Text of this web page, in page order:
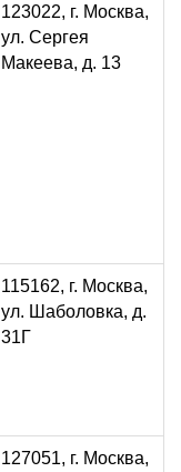
123022, г. Москва,
ул. Сергея
Макеева, д. 13
115162, г. Москва,
ул. Шаболовка, д.
31Г
127051, г. Москва,